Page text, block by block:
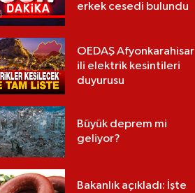
erkek cesedi bulundu
OEDAŞ Afyonkarahisar
ili elektrik kesintileri
duyurusu
Büyük deprem mi
geliyor?
Bakanlık açıkladı: İşte